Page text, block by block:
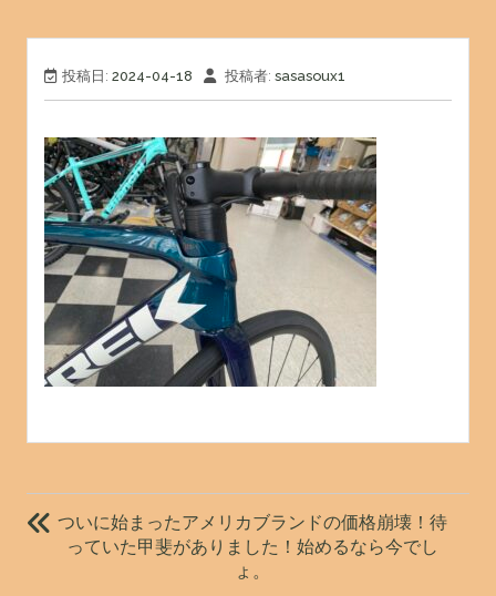
投稿日: 2024-04-18 投稿者: sasasoux1
投
稿 ついに始まったアメリカブランドの価格崩壊！待
っていた甲斐がありました！始めるなら今でし
ょ。